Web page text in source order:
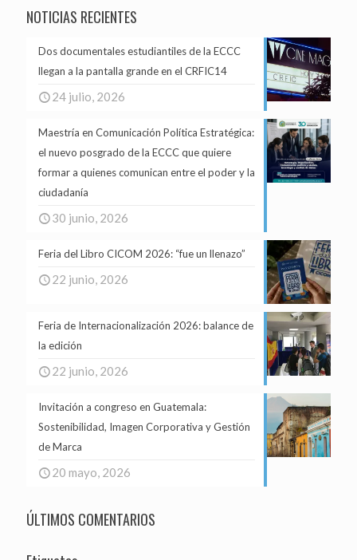
NOTICIAS RECIENTES
Dos documentales estudiantiles de la ECCC
llegan a la pantalla grande en el CRFIC14
24 julio, 2026
Maestría en Comunicación Política Estratégica:
el nuevo posgrado de la ECCC que quiere
formar a quienes comunican entre el poder y la
ciudadanía
30 junio, 2026
Feria del Libro CICOM 2026: “fue un llenazo”
22 junio, 2026
Feria de Internacionalización 2026: balance de
la edición
22 junio, 2026
Invitación a congreso en Guatemala:
Sostenibilidad, Imagen Corporativa y Gestión
de Marca
20 mayo, 2026
ÚLTIMOS COMENTARIOS